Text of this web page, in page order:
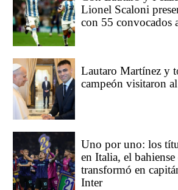
Lionel Scaloni
con 55 convocados
Lautaro Martínez y
campeón visitaron
Uno por uno: los
en Italia, el bahiense
transformó en
Inter